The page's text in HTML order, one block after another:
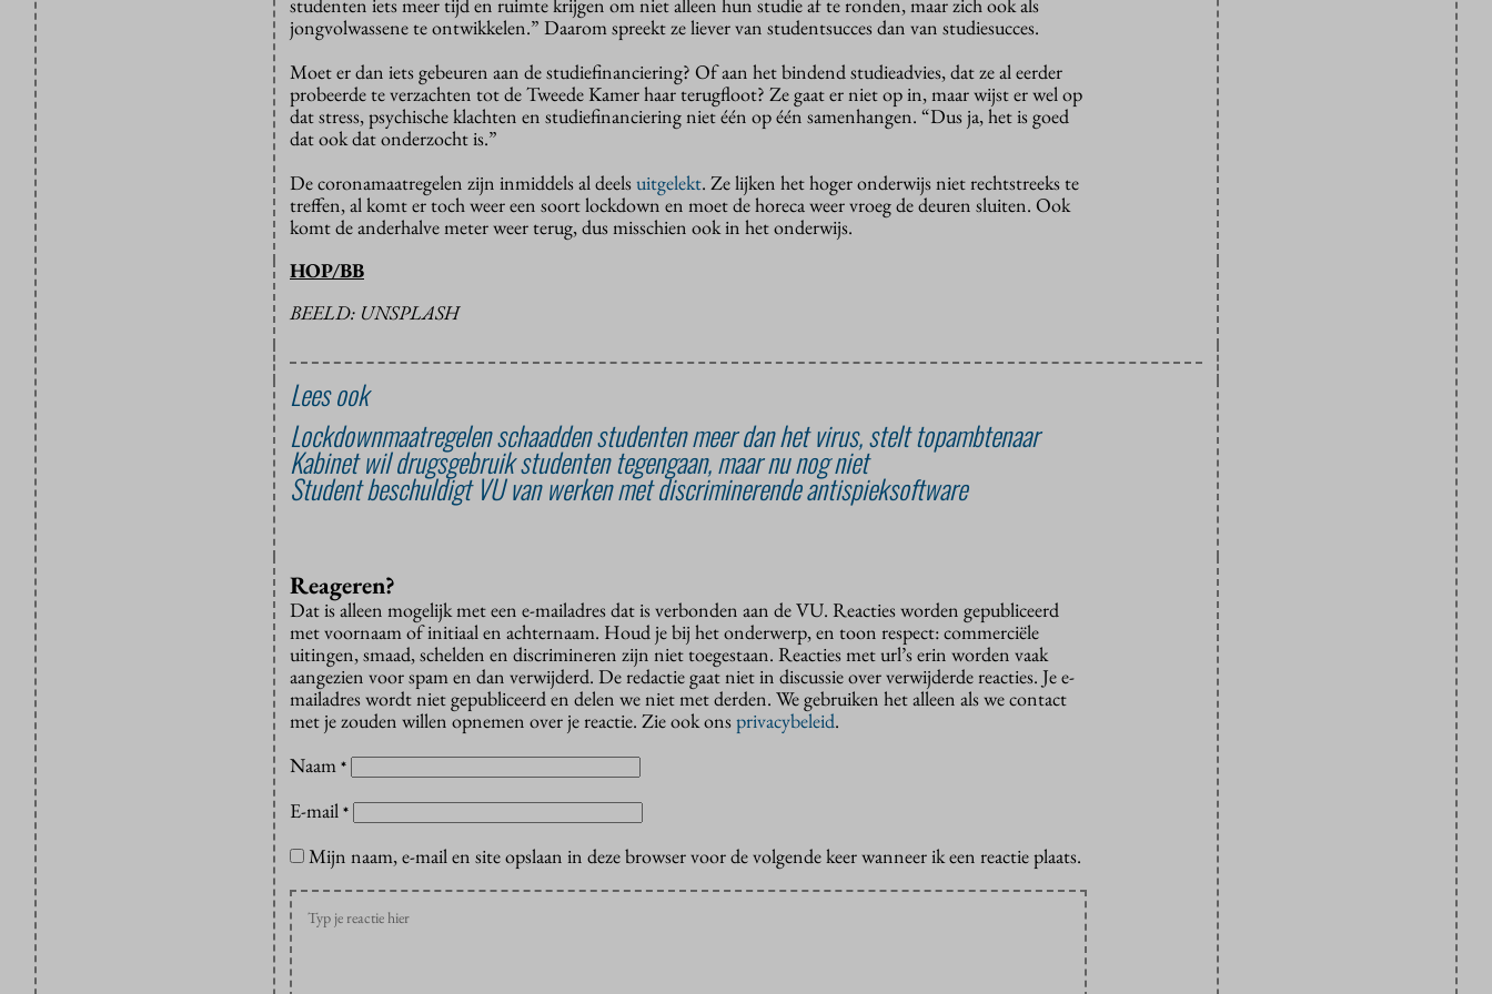
jongvolwassene te ontwikkelen.” Daarom spreekt ze liever van studentsucces dan van studiesucces.
Moet er dan iets gebeuren aan de studiefinanciering? Of aan het bindend studieadvies, dat ze al eerder
probeerde te verzachten tot de Tweede Kamer haar terugfloot? Ze gaat er niet op in, maar wijst er wel op
dat stress, psychische klachten en studiefinanciering niet één op één samenhangen. “Dus ja, het is goed
dat ook dat onderzocht is.”
De coronamaatregelen zijn inmiddels al deelsuitgelekt. Ze lijken het hoger onderwijs niet rechtstreeks te
treffen, al komt er toch weer een soort lockdown en moet de horeca weer vroeg de deuren sluiten. Ook
komt de anderhalve meter weer terug, dus misschien ook in het onderwijs.
HOP/BB
BEELD: UNSPLASH
Lees ook
Lockdownmaatregelen schaadden studenten meer dan het virus, stelt topambtenaar
Kabinet wil drugsgebruik studenten tegengaan, maar nu nog niet
Student beschuldigt VU van werken met discriminerende antispieksoftware
Reageren?
Dat is alleen mogelijk met een e-mailadres dat is verbonden aan de VU. Reacties worden gepubliceerd
met voornaam of initiaal en achternaam. Houd je bij het onderwerp, en toon respect: commerciële
uitingen, smaad, schelden en discrimineren zijn niet toegestaan. Reacties met url’s erin worden vaak
aangezien voor spam en dan verwijderd. De redactie gaat niet in discussie over verwijderde reacties. Je e-
mailadres wordt niet gepubliceerd en delen we niet met derden. We gebruiken het alleen als we contact
met je zouden willen opnemen over je reactie. Zie ook onsprivacybeleid.
Naam *
E-mail *
Mijn naam, e-mail en site opslaan in deze browser voor de volgende keer wanneer ik een reactie plaats.